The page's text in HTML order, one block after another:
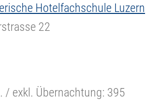
Hotelfachschule Luzern
22
/ exkl. Übernachtung: 395